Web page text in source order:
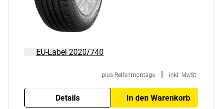
EU-Label 2020/740
plus Reifenmontage inkl. MwSt.
Details In den Warenkorb